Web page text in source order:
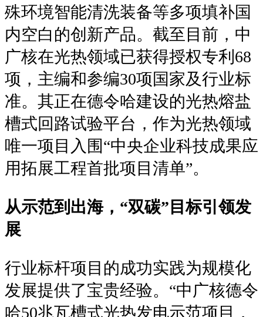
殊环境智能清洗装备等多项填补国
内空白的创新产品。截至目前，中
广核在光热领域已获得授权专利68
项，主编和参编30项国家及行业标
准。其正在德令哈建设的光热熔盐
槽式回路试验平台，作为光热领域
唯一项目入围“中央企业科技成果应
用拓展工程首批项目清单”。
从示范到出海，“双碳”目标引领发
展
行业标杆项目的成功实践为规模化
发展提供了宝贵经验。“中广核德令
哈50兆瓦槽式光热发电示范项目，